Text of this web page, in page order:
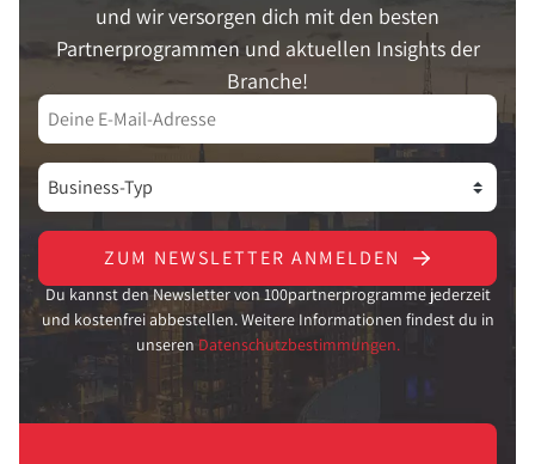
und wir versorgen dich mit den besten
Partnerprogrammen und aktuellen Insights der
Branche!
ZUM NEWSLETTER ANMELDEN
Du kannst den Newsletter von 100partnerprogramme jederzeit
und kostenfrei abbestellen. Weitere Informationen findest du in
unseren Datenschutzbestimmungen.